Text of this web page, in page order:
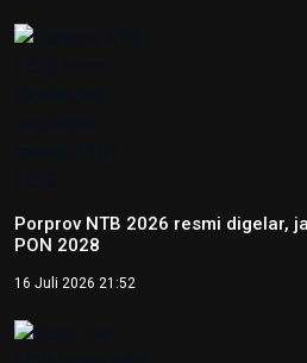
Porprov NTB 2026 resmi digelar,
PON 2028
16 Juli 2026 21:52